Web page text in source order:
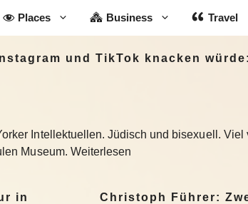
Places Business Travel
und TikTok knacken
Intellektuellen. Jüdisch und bisexuell. Viel
Museum. Weiterlesen
in
Christoph Führer: